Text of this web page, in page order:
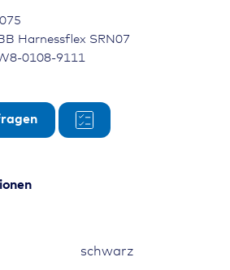
0108-9111
Harnessflex SRN07
schwarz